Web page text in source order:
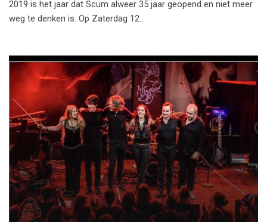
2019 is het jaar dat Scum alweer 35 jaar geopend en niet meer
weg te denken is. Op Zaterdag 12…